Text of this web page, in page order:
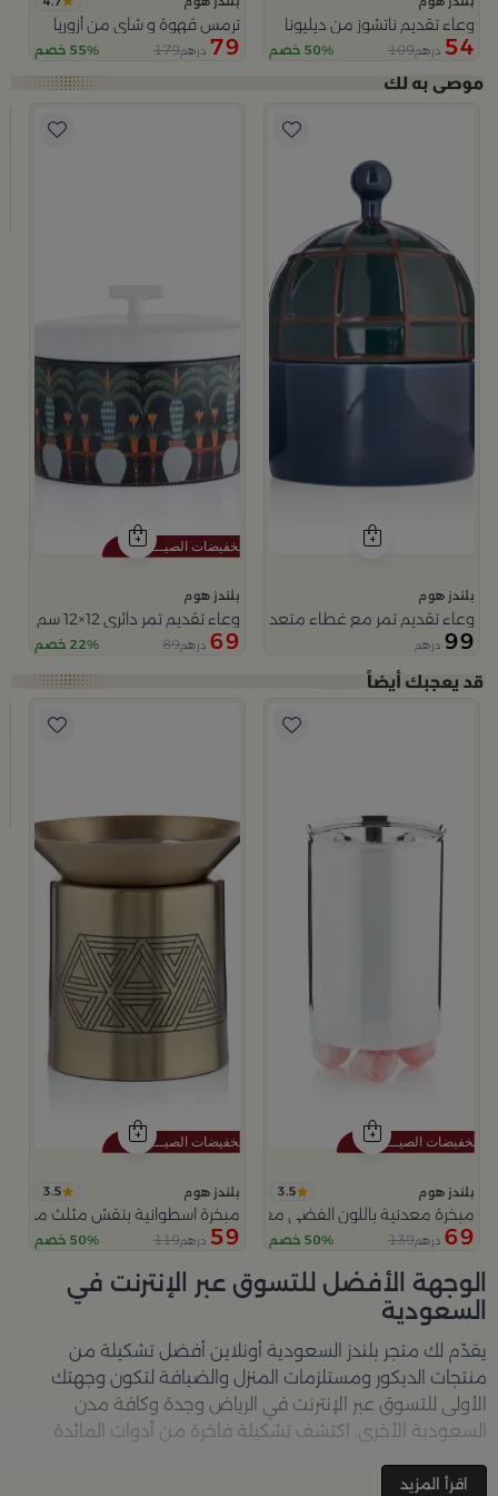
وعاء تقديم ناتشوز من ديليونا
54 درهم109 50% خصم
ترمس قهوة و شاي من أزوريا
79 درهم179 55% خصم
بلندز هوم
وعاء تقديم تمر مع غطاء متعدد الالوان من ميرلان
99 درهم
بلندز هوم
وعاء تقديم تمر دائري 12×12 سم متعدد الألوان من السيراميك مع غطاء من سيلورا
69 درهم89 22% خصم
بلندز هوم 3.5
مبخرة معدنية باللون الفضي مع قواعد دائرية من ملاذ
69 درهم139 50% خصم
بلندز هوم 3.5
مبخرة اسطوانية بنقش مثلث من
59 درهم119 50% خصم
الوجهة الأفضل للتسوق عبر الإنترنت في
السعودية
يقدّم لك متجر بلندز السعودية أونلاين أفضل تشكيلة من
منتجات الديكور ومستلزمات المنزل والضيافة لتكون وجهتك
الأولى للتسوق عبر الإنترنت في الرياض وجدة وكافة مدن
السعودية الأخرى. اكتشف تشكيلة فاخرة من أدوات المائدة
جمالية على كل زاوية في منزلك – كل ذلك وأكثر في مكان واحد.
اقرأ المزيد